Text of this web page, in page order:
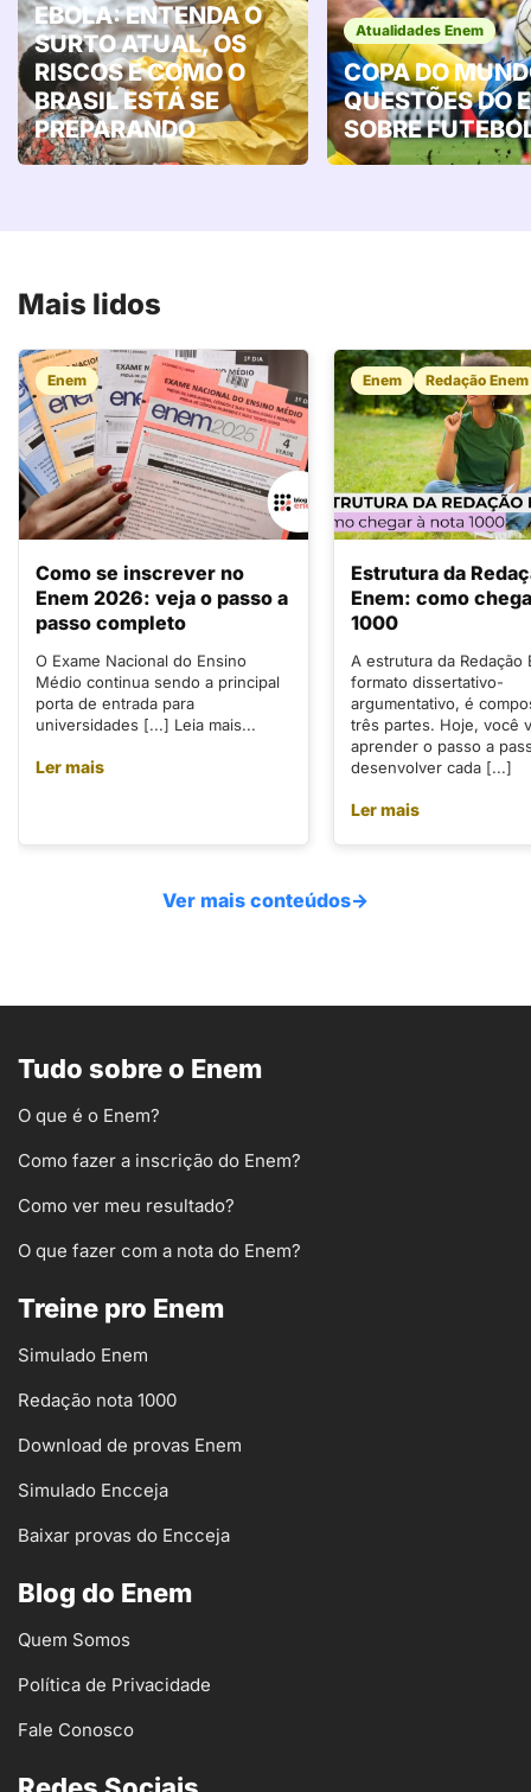
EBOLA: ENTENDA O
SURTO ATUAL, OS
RISCOS E COMO O
BRASIL ESTÁ SE
PREPARANDO
Atualidades Enem
COPA DO
QUESTÕES DO
SOBRE
Mais lidos
Enem
Como se inscrever no
Enem 2026: veja o passo a
passo completo
O Exame Nacional do Ensino
Médio continua sendo a principal
porta de entrada para
universidades [...] Leia mais...
Ler mais
Enem Redação Enem
Estrutura da
Enem: como
1000
A estrutura da Redação
formato dissertativo-
argumentativo, é
três partes. Hoje, você
aprender o passo a
desenvolver cada [...]
Ler mais
Ver mais conteúdos→
Tudo sobre o Enem
O que é o Enem?
Como fazer a inscrição do Enem?
Como ver meu resultado?
O que fazer com a nota do Enem?
Treine pro Enem
Simulado Enem
Redação nota 1000
Download de provas Enem
Simulado Encceja
Baixar provas do Encceja
Blog do Enem
Quem Somos
Política de Privacidade
Fale Conosco